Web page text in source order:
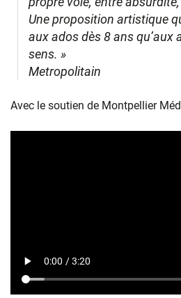
Une proposition artistique
aux ados dès 8 ans qu’aux
sens. »
Metropolitain
Avec le soutien de Montpellier